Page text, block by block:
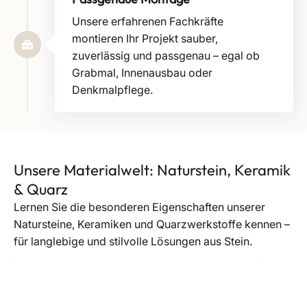
Unsere erfahrenen Fachkräfte
montieren Ihr Projekt sauber,
zuverlässig und passgenau – egal ob
Grabmal, Innenausbau oder
Denkmalpflege.
Unsere Materialwelt: Naturstein, Keramik
& Quarz
Lernen Sie die besonderen Eigenschaften unserer
Natursteine, Keramiken und Quarzwerkstoffe kennen –
für langlebige und stilvolle Lösungen aus Stein.